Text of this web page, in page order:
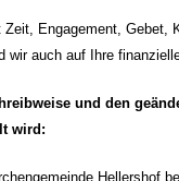
Engagement,
wir auch auf Ihre
und den
wird:
Hellershof